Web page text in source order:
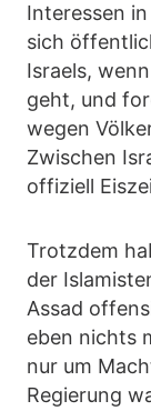
Interessen
sich
Israels,
geht, und
wegen
Zwischen
offiziell
Trotzdem
der
Assad
eben nichts
nur um
Regierung